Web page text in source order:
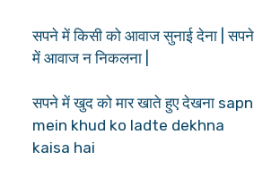
सपने में किसी को आवाज सुनाई देना | सपने
में आवाज न निकलना |
सपने में खुद को मार खाते हुए देखना
mein khud ko ladte dekhna
kaisa hai